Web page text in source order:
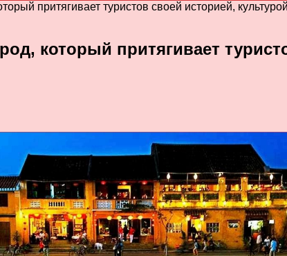
притягивает туристов своей историей,
который притягивает